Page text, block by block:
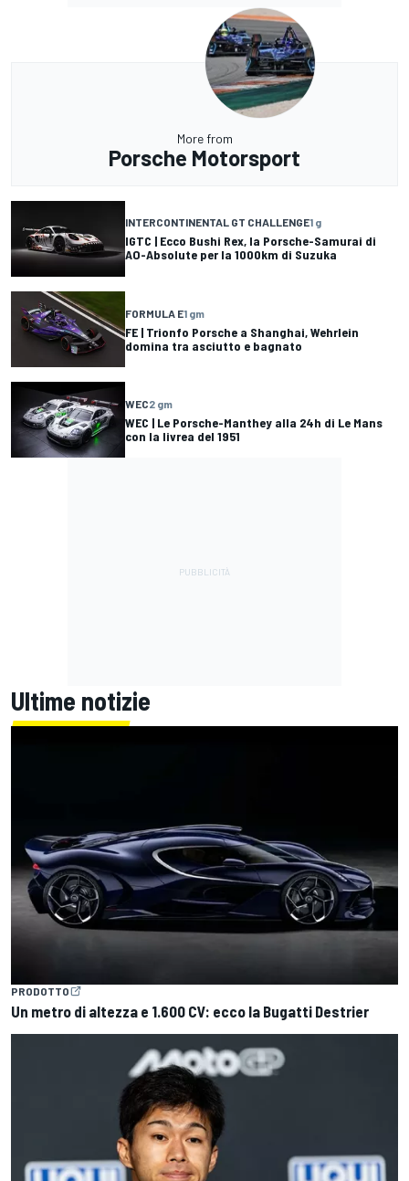
More from
Porsche Motorsport
INTERCONTINENTAL GT CHALLENGE1 g
IGTC | Ecco Bushi Rex, la Porsche-Samurai di
AO-Absolute per la 1000km di Suzuka
FORMULA E1 gm
FE | Trionfo Porsche a Shanghai, Wehrlein
domina tra asciutto e bagnato
WEC2 gm
WEC | Le Porsche-Manthey alla 24h di Le Mans
con la livrea del 1951
Ultime notizie
PRODOTTO
Un metro di altezza e 1.600 CV: ecco la Bugatti Destrier